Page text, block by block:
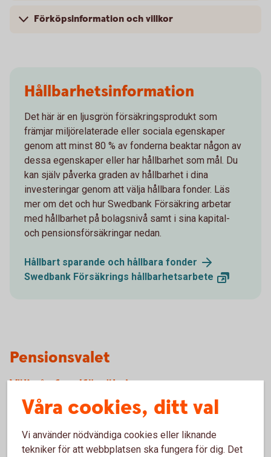
Förköpsinformation och villkor
Hållbarhetsinformation
Det här är en ljusgrön försäkringsprodukt som
främjar miljörelaterade eller sociala egenskaper
genom att minst 80 % av fonderna beaktar någon av
dessa egenskaper eller har hållbarhet som mål. Du
kan själv påverka graden av hållbarhet i dina
investeringar genom att välja hållbara fonder. Läs
mer om det och hur Swedbank Försäkring arbetar
med hållbarhet på bolagsnivå samt i sina kapital-
och pensionsförsäkringar nedan.
Hållbart sparande och hållbara fonder
Swedbank Försäkrings hållbarhetsarbete
Pensionsvalet
Välj vår fondförsäkring
Vi vill gärna hjälpa dig med pensionsvalet. Om du inte gör
traditionell pensionsförsäkring med obligatoriskt
familjeskydd men utan återbetalningsskydd, i Alecta.
Våra cookies, ditt val
Vi använder nödvändiga cookies eller liknande
tekniker för att webbplatsen ska fungera för dig. Det